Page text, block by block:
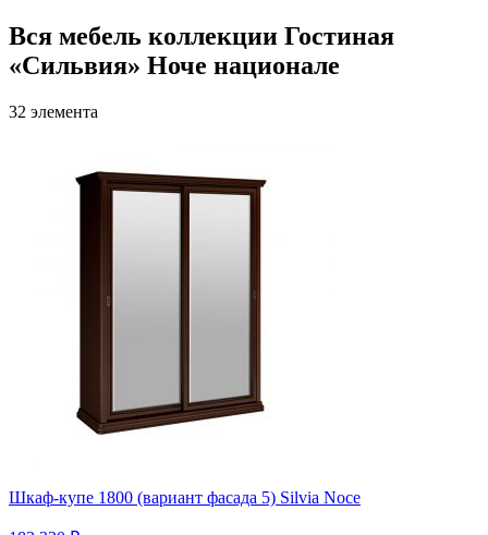
Вся мебель коллекции Гостиная
«Сильвия» Ноче национале
32 элемента
Шкаф-купе 1800 (вариант фасада 5) Silvia Noce